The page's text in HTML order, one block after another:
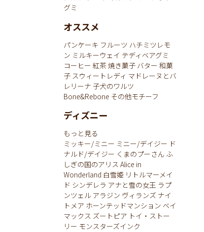
グミ
オススメ
パンケーキ フルーツ ハチミツレモ
ン ミルキーウェイ テディベアグミ
コーヒー 紅茶焼き菓子 バター 和菓
子 スウィートレディ マドレーヌとバ
レリーナ 子犬のワルツ
Bone&Rebone その他モチーフ
ディズニー
もっと見る
ミッキー/ミニー ミニー/デイジー ド
ナルド/デイジー くまのプーさん ふ
しぎの国のアリス Alice in
Wonderland 白雪姫 リトルマーメイ
ド シンデレラ アナと雪の女王 ラプ
ンツェル アラジン ヴィランズ ナイ
トメア ホーンテッドマンション ベイ
マックス ズートピア トイ・ストー
リー モンスターズインク